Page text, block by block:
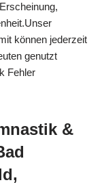
können jederzeit
genutzt
Fehler
&